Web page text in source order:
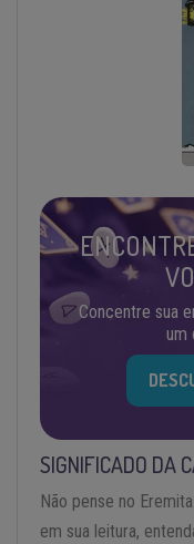
Concentre sua
um
SIGNIFICADO DA
Não pense no
em sua leitura,